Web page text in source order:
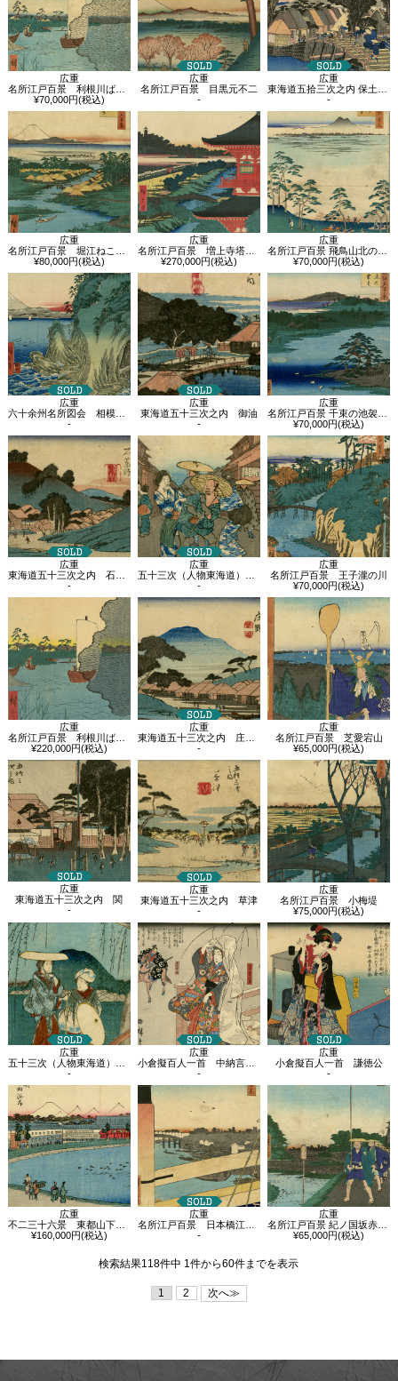
広重
名所江戸百景 利根川ばらばら松
¥70,000円(税込)
広重
名所江戸百景 目黒元不二
-
広重
東海道五拾三次之内 保土ヶ谷 新町橋
-
広重
名所江戸百景 堀江ねこざね
¥80,000円(税込)
広重
名所江戸百景 増上寺塔赤羽根
¥270,000円(税込)
広重
名所江戸百景 飛鳥山北の眺望
¥70,000円(税込)
広重
六十余州名所図会 相模 江之島岩屋ノ口
-
広重
東海道五十三次之内 御油
-
広重
名所江戸百景 千束の池袈裟懸松
¥70,000円(税込)
広重
東海道五十三次之内 石薬師
-
広重
五十三次（人物東海道） 御油
-
広重
名所江戸百景 王子瀧の川
¥70,000円(税込)
広重
名所江戸百景 利根川ばらばらまつ
¥220,000円(税込)
広重
東海道五十三次之内 庄野 白雨
-
広重
名所江戸百景 芝愛宕山
¥65,000円(税込)
広重
東海道五十三次之内 関
-
広重
東海道五十三次之内 草津
-
広重
名所江戸百景 小梅堤
¥75,000円(税込)
広重
五十三次（人物東海道） 平塚
-
広重
小倉擬百人一首 中納言家持 いばらきの化身 渡辺源二綱
-
広重
小倉擬百人一首 謙徳公
-
広重
不二三十六景 東都山下町河岸
¥160,000円(税込)
広重
名所江戸百景 日本橋江戸ばし
-
広重
名所江戸百景 紀ノ国坂赤坂溜池遠景
¥65,000円(税込)
検索結果118件中 1件から60件までを表示
1 2 次へ≫